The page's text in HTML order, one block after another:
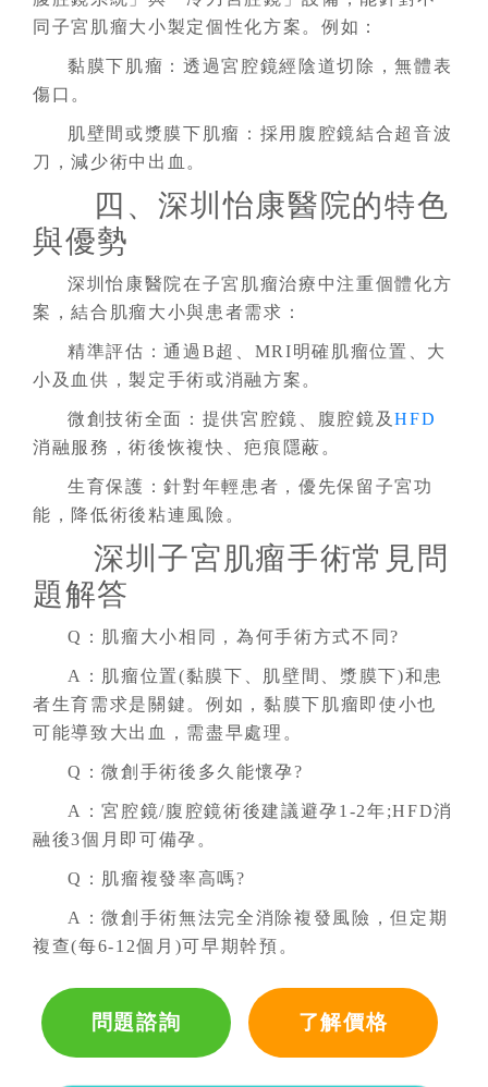
同子宮肌瘤大小製定個性化方案。例如：
黏膜下肌瘤：透過宮腔鏡經陰道切除，無體表
傷口。
肌壁間或漿膜下肌瘤：採用腹腔鏡結合超音波
刀，減少術中出血。
四、深圳怡康醫院的特色
與優勢
深圳怡康醫院在子宮肌瘤治療中注重個體化方
案，結合肌瘤大小與患者需求：
精準評估：通過B超、MRI明確肌瘤位置、大
小及血供，製定手術或消融方案。
微創技術全面：提供宮腔鏡、腹腔鏡及HFD
消融服務，術後恢複快、疤痕隱蔽。
生育保護：針對年輕患者，優先保留子宮功
能，降低術後粘連風險。
深圳子宮肌瘤手術常見問
題解答
Q：肌瘤大小相同，為何手術方式不同?
A：肌瘤位置(黏膜下、肌壁間、漿膜下)和患
者生育需求是關鍵。例如，黏膜下肌瘤即使小也
可能導致大出血，需盡早處理。
Q：微創手術後多久能懷孕?
A：宮腔鏡/腹腔鏡術後建議避孕1-2年;HFD消
融後3個月即可備孕。
Q：肌瘤複發率高嗎?
A：微創手術無法完全消除複發風險，但定期
複查(每6-12個月)可早期幹預。
問題諮詢 了解價格